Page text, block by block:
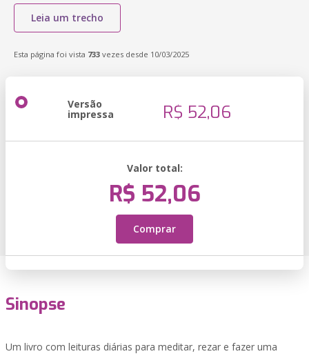
Leia um trecho
Esta página foi vista 733 vezes desde 10/03/2025
Versão
impressa R$ 52,06
Valor total:
R$ 52,06
Comprar
Sinopse
Um livro com leituras diárias para meditar, rezar e fazer uma